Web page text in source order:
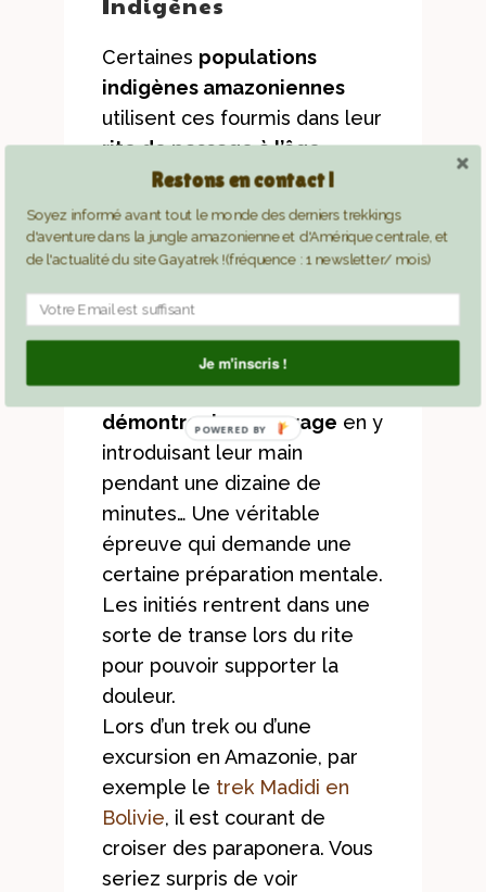
Certaines populations
indigènes amazoniennes
utilisent ces fourmis dans leur
rite de passage à l’âge
adulte. Les fourmis
paraponera (parfois des
guêpes également) sont
endormies avec une mixture
spéciale, puis placées dans
les tresses de gants réalisés
avec des feuillages ou du
jonc. Les initiés doivent
démontrer leur courage en y
introduisant leur main
pendant une dizaine de
minutes… Une véritable
épreuve qui demande une
certaine préparation mentale.
Les initiés rentrent dans une
sorte de transe lors du rite
pour pouvoir supporter la
douleur.
Lors d’un trek ou d’une
excursion en Amazonie, par
exemple le trek Madidi en
Bolivie, il est courant de
croiser des paraponera. Vous
seriez surpris de voir
Restons en contact !
Soyez informé avant tout le monde des derniers trekkings
d'aventure dans la jungle amazonienne et d'Amérique centrale, et
de l'actualité du site Gayatrek !(fréquence : 1 newsletter/ mois)
Je m'inscris !
POWERED BY